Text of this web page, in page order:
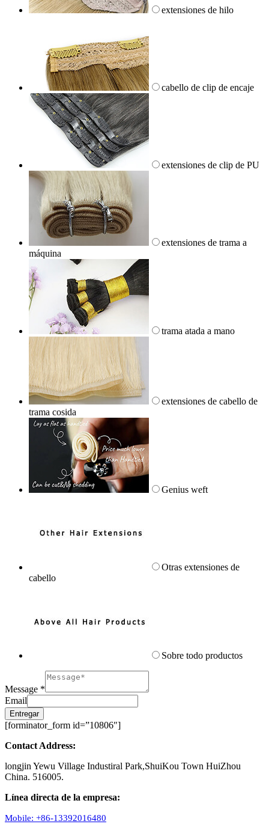
extensiones de hilo
cabello de clip de encaje
extensiones de clip de PU
extensiones de trama a
máquina
trama atada a mano
extensiones de cabello de
trama cosida
Genius weft
Otras extensiones de
cabello
Sobre todo productos
Message *
Email
Entregar
[forminator_form id=”10806″]
Contact Address:
longjin Yewu Village Industiral Park,ShuiKou Town HuiZhou
China. 516005.
Línea directa de la empresa:
Mobile: +86-13392016480